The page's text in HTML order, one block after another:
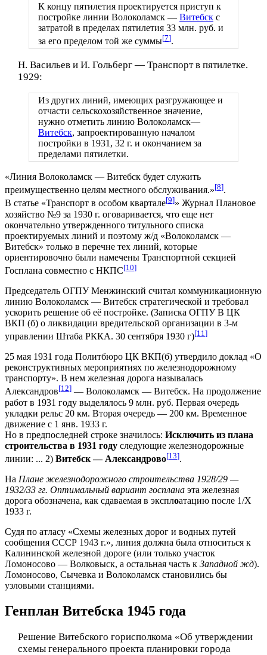
К концу пятилетия проектируется приступ к
постройке линии Волоколамск — Витебск с
затратой в пределах пятилетия 33 млн. руб. и
за его пределом той же суммы[7].
Н. Васильев и И. Гольберг — Транспорт в пятилетке.
1929:
Из других линий, имеющих разгружающее и
отчасти сельскохозяйственное значение,
нужно отметить линию Волоколамск—
Витебск, запроектированную началом
постройки в 1931, 32 г. и окончанием за
пределами пятилетки.
«Линия Волоколамск — Витебск будет служить
преимущественно целям местного обслуживания.»[8].
В статье «Транспорт в особом квартале[9]» Журнал Плановое
хозяйство №9 за 1930 г. оговаривается, что еще нет
окончательно утвержденного титульного списка
проектируемых линий и поэтому ж/д «Волоколамск —
Витебск» только в перечне тех линий, которые
ориентировочно были намечены Транспортной секцией
Госплана совместно с НКПС[10]
Председатель ОГПУ Менжинский считал коммуникационную
линию Волоколамск — Витебск стратегической и требовал
ускорить решение об её постройке. (Записка ОГПУ В ЦК
ВКП (б) о ликвидации вредительской организации в 3-м
управлении Штаба РККА. 30 сентября 1930 г)[11 ]
25 мая 1931 года Политбюро ЦК ВКП(б) утвердило доклад «О
реконструктивных мероприятиях по железнодорожному
транспорту». В нем железная дорога называлась
Александров[12] — Волоколамск — Витебск. На продолжение
работ в 1931 году выделялось 9 млн. руб. Первая очередь
укладки рельс 20 км. Вторая очередь — 200 км. Временное
движение с 1 янв. 1933 г.
Но в предпоследней строке значилось: Исключить из плана
строительства в 1931 году следующие железнодорожные
линии: ... 2) Витебск — Александрово[13].
На Плане железнодорожного строительства 1928/29 —
1932/33 гг. Оптимальный вариант госплана эта железная
дорога обозначена, как сдаваемая в эксплоатацию после 1/Х
1933 г.
Судя по атласу «Схемы железных дорог и водных путей
сообщения СССР 1943 г.», линия должна была относиться к
Калининской железной дороге (или только участок
Ломоносово — Волковыск, а остальная часть к Западной жд).
Ломоносово, Сычевка и Волоколамск становились бы
узловыми станциями.
Генплан Витебска 1945 года
Решение Витебского горисполкома «Об утверждении
схемы генерального проекта планировки города